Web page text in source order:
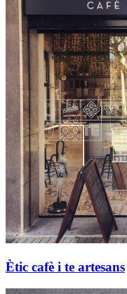
Ètic cafè i te artesans